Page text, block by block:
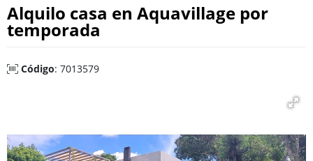
Alquilo casa en Aquavillage por
temporada
Código: 7013579